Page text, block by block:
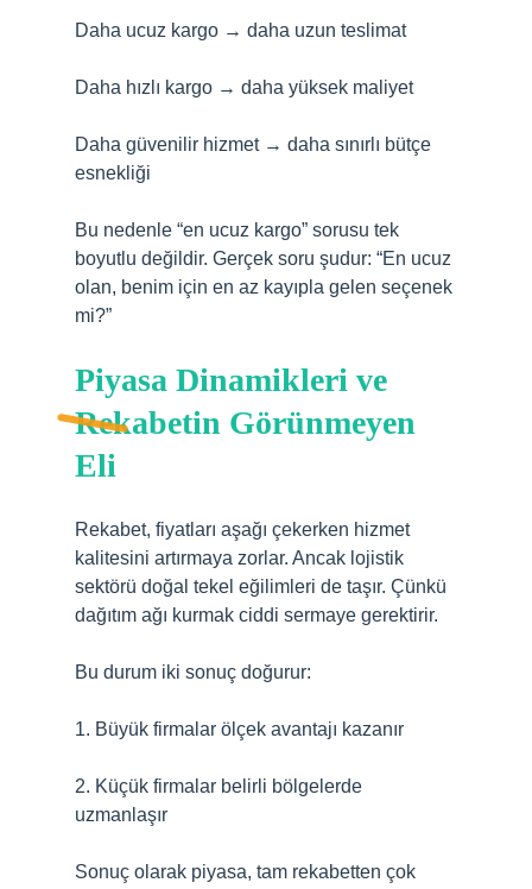
Daha ucuz kargo → daha uzun teslimat
Daha hızlı kargo → daha yüksek maliyet
Daha güvenilir hizmet → daha sınırlı bütçe
esnekliği
Bu nedenle “en ucuz kargo” sorusu tek
boyutlu değildir. Gerçek soru şudur: “En ucuz
olan, benim için en az kayıpla gelen seçenek
mi?”
Piyasa Dinamikleri ve
Rekabetin Görünmeyen
Eli
Rekabet, fiyatları aşağı çekerken hizmet
kalitesini artırmaya zorlar. Ancak lojistik
sektörü doğal tekel eğilimleri de taşır. Çünkü
dağıtım ağı kurmak ciddi sermaye gerektirir.
Bu durum iki sonuç doğurur:
1. Büyük firmalar ölçek avantajı kazanır
2. Küçük firmalar belirli bölgelerde
uzmanlaşır
Sonuç olarak piyasa, tam rekabetten çok